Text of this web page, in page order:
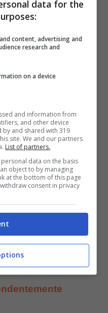
si adotta un
offrire al piccolo
gatto o del
in quanto
dentro, è
sia specificamente
assolutamente di
In quanto
pulito, il piccolo
ore durante la
causargli
Curiosità sui
data for the
content, advertising and
research and
on a device
and information from
and other device
by and shared with 319
site. We and our partners
List of partners.
data on the basis
object to by managing
at the bottom of this page
consent in privacy